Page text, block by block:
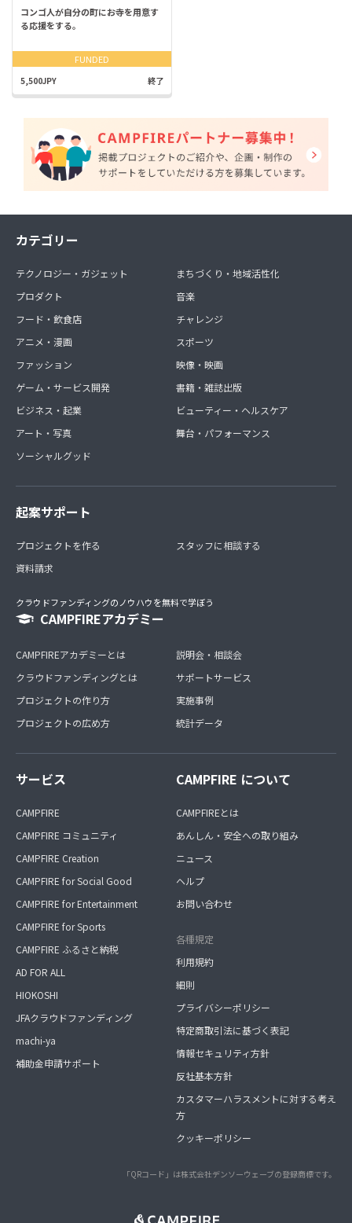
コンゴ人が自分の町にお寺を用意す
る応援をする。
FUNDED
5,500JPY 終了
カテゴリー
テクノロジー・ガジェット
プロダクト
フード・飲食店
アニメ・漫画
ファッション
ゲーム・サービス開発
ビジネス・起業
アート・写真
ソーシャルグッド
まちづくり・地域活性化
音楽
チャレンジ
スポーツ
映像・映画
書籍・雑誌出版
ビューティー・ヘルスケア
舞台・パフォーマンス
起案サポート
プロジェクトを作る
資料請求
スタッフに相談する
クラウドファンディングのノウハウを無料で学ぼう
CAMPFIREアカデミー
CAMPFIREアカデミーとは
クラウドファンディングとは
プロジェクトの作り方
プロジェクトの広め方
説明会・相談会
サポートサービス
実施事例
統計データ
サービス
CAMPFIRE
CAMPFIRE コミュニティ
CAMPFIRE Creation
CAMPFIRE for Social Good
CAMPFIRE for Entertainment
CAMPFIRE for Sports
CAMPFIRE ふるさと納税
AD FOR ALL
HIOKOSHI
JFAクラウドファンディング
machi-ya
補助金申請サポート
CAMPFIRE について
CAMPFIREとは
あんしん・安全への取り組み
ニュース
ヘルプ
お問い合わせ
各種規定
利用規約
細則
プライバシーポリシー
特定商取引法に基づく表記
情報セキュリティ方針
反社基本方針
カスタマーハラスメントに対する考え
方
クッキーポリシー
「QRコード」は株式会社デンソーウェーブの登録商標です。